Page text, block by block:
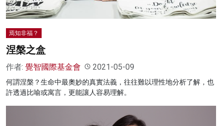
焉知非福？
涅槃之盒
作者: 覺智國際基金會 2021-05-09
何謂涅槃？生命中最奧妙的真實法義，往往難以理性地分析了解，也
許透過比喻或寓言，更能讓人容易理解。